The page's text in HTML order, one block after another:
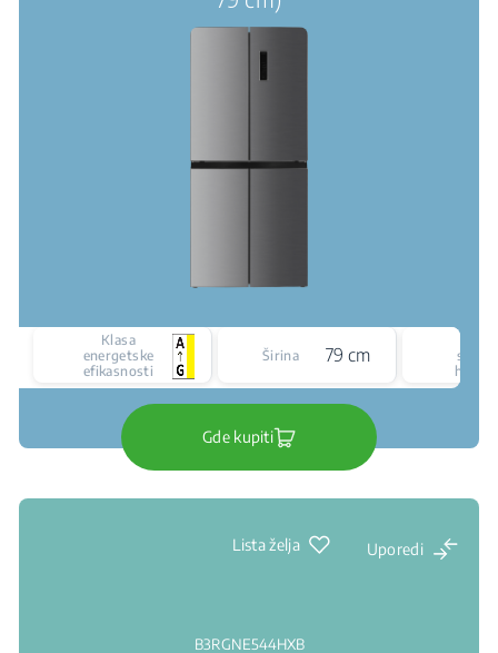
Klasa
energetske
efikasnosti
Širina 79 cm
Gde kupiti
Lista želja Uporedi
B3RGNE544HXB